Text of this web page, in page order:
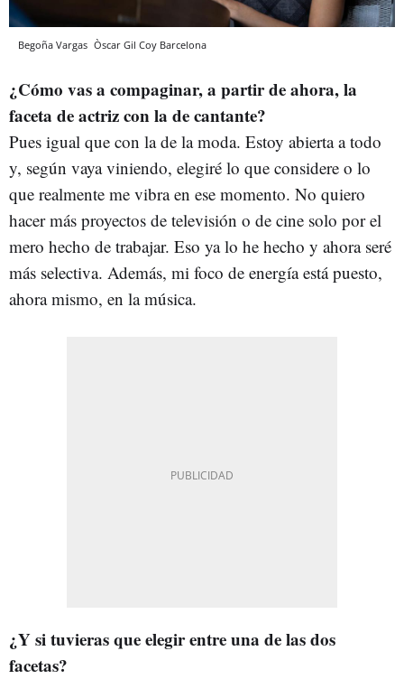
Begoña Vargas Òscar Gil Coy Barcelona
¿Cómo vas a compaginar, a partir de ahora, la
faceta de actriz con la de cantante?
Pues igual que con la de la moda. Estoy abierta a todo
y, según vaya viniendo, elegiré lo que considere o lo
que realmente me vibra en ese momento. No quiero
hacer más proyectos de televisión o de cine solo por el
mero hecho de trabajar. Eso ya lo he hecho y ahora seré
más selectiva. Además, mi foco de energía está puesto,
ahora mismo, en la música.
¿Y si tuvieras que elegir entre una de las dos
facetas?